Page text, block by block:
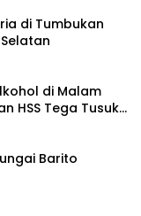
di Tumbukan
di Malam
HSS Tega Tusuk
Barito